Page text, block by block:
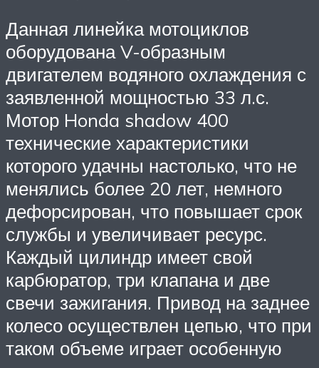
Данная линейка мотоциклов
оборудована V-образным
двигателем водяного охлаждения с
заявленной мощностью 33 л.с.
Мотор Honda shadow 400
технические характеристики
которого удачны настолько, что не
менялись более 20 лет, немного
дефорсирован, что повышает срок
службы и увеличивает ресурс.
Каждый цилиндр имеет свой
карбюратор, три клапана и две
свечи зажигания. Привод на заднее
колесо осуществлен цепью, что при
таком объеме играет особенную